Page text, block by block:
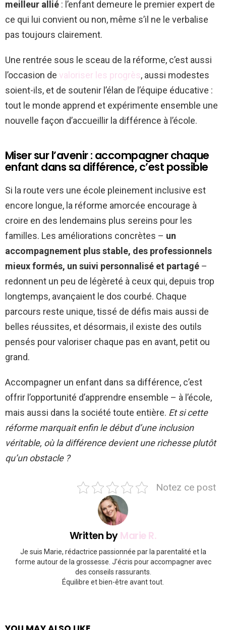
meilleur allié : l’enfant demeure le premier expert de
ce qui lui convient ou non, même s’il ne le verbalise
pas toujours clairement.
Une rentrée sous le sceau de la réforme, c’est aussi
l’occasion de valoriser les progrès, aussi modestes
soient-ils, et de soutenir l’élan de l’équipe éducative :
tout le monde apprend et expérimente ensemble une
nouvelle façon d’accueillir la différence à l’école.
Miser sur l’avenir : accompagner chaque
enfant dans sa différence, c’est possible
Si la route vers une école pleinement inclusive est
encore longue, la réforme amorcée encourage à
croire en des lendemains plus sereins pour les
familles. Les améliorations concrètes – un
accompagnement plus stable, des professionnels
mieux formés, un suivi personnalisé et partagé –
redonnent un peu de légèreté à ceux qui, depuis trop
longtemps, avançaient le dos courbé. Chaque
parcours reste unique, tissé de défis mais aussi de
belles réussites, et désormais, il existe des outils
pensés pour valoriser chaque pas en avant, petit ou
grand.
Accompagner un enfant dans sa différence, c’est
offrir l’opportunité d’apprendre ensemble – à l’école,
mais aussi dans la société toute entière. Et si cette
réforme marquait enfin le début d’une inclusion
véritable, où la différence devient une richesse plutôt
qu’un obstacle ?
Notez ce post
Written byMarie R.
Je suis Marie, rédactrice passionnée par la parentalité et la
forme autour de la grossesse. J’écris pour accompagner avec
des conseils rassurants.
Équilibre et bien-être avant tout.